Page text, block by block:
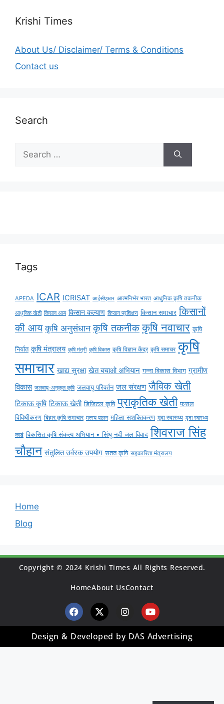
Krishi Times
About Us/ Disclaimer/ Terms & Conditions
Contact us
Search
Tags
APEDA ICAR ICRISAT आईसीएआर आत्मनिर्भर भारत आधुनिक कृषि तकनीक
आधुनिक खेती किसान आय किसान कल्याण किसान प्रशिक्षण किसान समाचार किसानों
की आय कृषि अनुसंधान कृषि तकनीक कृषि नवाचार कृषि
निर्यात कृषि मंत्रालय कृषि मंत्री कृषि विकास कृषि विज्ञान केंद्र कृषि समाचर कृषि
समाचार खाद्य सुरक्षा खेत बचाओ अभियान गन्ना विकास विभाग ग्रामीण
विकास जलवायु-अनुकूल कृषि जलवायु परिवर्तन जल संरक्षण जैविक खेती
टिकाऊ कृषि टिकाऊ खेती डिजिटल कृषि प्राकृतिक खेती फसल
विविधीकरण बिहार कृषि समाचार मत्स्य पालन महिला सशक्तिकरण मृदा स्वास्थ्य मृदा स्वास्थ्य
कार्ड विकसित कृषि संकल्प अभियान • सिंधु नदी जल विवाद शिवराज सिंह
चौहान संतुलित उर्वरक उपयोग सतत कृषि सहकारिता मंत्रालय
Home
Blog
Copyright © 2024 Krishi Times All Rights Reserved.
HomeAbout UsContact
Design & Developed by DAS Advertising